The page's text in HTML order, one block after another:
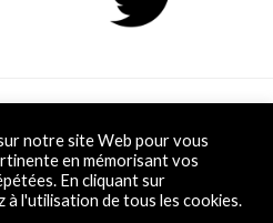
© 2026 L&D
by L&D
notre site Web pour vous
en mémorisant vos
En cliquant sur
à l'utilisation de tous les cookies.